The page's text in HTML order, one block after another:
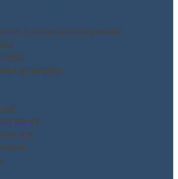
corsi e-learning MODI
di vendita
noi